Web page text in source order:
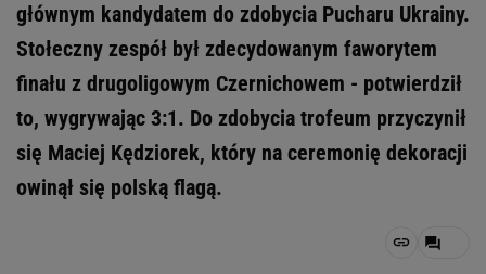
głównym kandydatem do zdobycia Pucharu Ukrainy.
Stołeczny zespół był zdecydowanym faworytem
finału z drugoligowym Czernichowem - potwierdził
to, wygrywając 3:1. Do zdobycia trofeum przyczynił
się Maciej Kędziorek, który na ceremonię dekoracji
owinął się polską flagą.